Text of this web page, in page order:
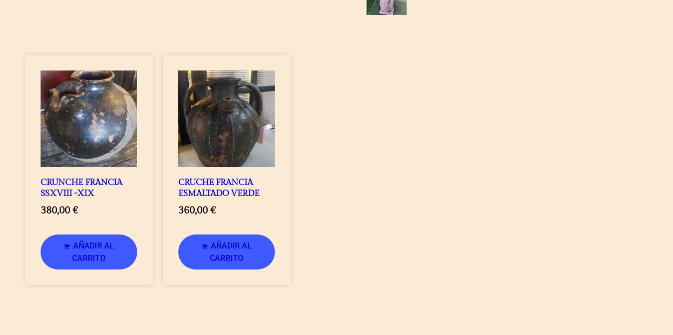
CRUNCHE FRANCIA
SSXVIII -XIX
380,00 €
AÑADIR AL
CARRITO
CRUCHE FRANCIA
ESMALTADO VERDE
360,00 €
AÑADIR AL
CARRITO